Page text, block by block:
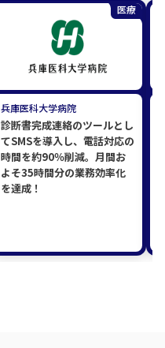
医療
兵庫医科大学病院
診断書完成連絡のツールとし
てSMSを導入し、電話対応の
時間を約90％削減。月間お
よそ35時間分の業務効率化
を達成！